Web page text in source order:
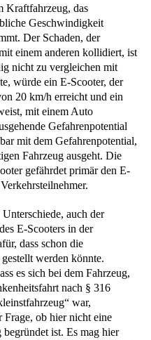
Kraftfahrzeug, das
Geschwindigkeit
Der Schaden, der
einem anderen kollidiert, ist
nicht zu vergleichen mit
würde ein E-Scooter, der
20 km/h erreicht und ein
mit einem Auto
Gefahrenpotential
mit dem Gefahrenpotential,
Fahrzeug ausgeht. Die
gefährdet primär den E-
auch der
E-Scooters in der
dass schon die
werden könnte.
es sich bei dem Fahrzeug,
nach § 316
war,
Frage, ob hier nicht eine
ist. Es mag hier